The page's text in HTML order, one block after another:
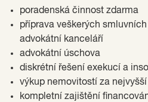
poradenská činnost zdarma
příprava veškerých
advokátní kanceláří
advokátní úschova
diskrétní řešení exekucí a
výkup nemovitostí za
kompletní zajištění